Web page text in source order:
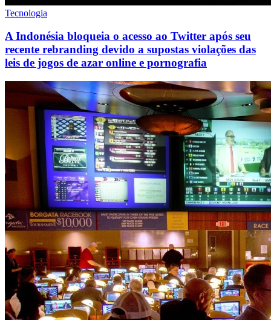
Tecnologia
A Indonésia bloqueia o acesso ao Twitter após seu
recente rebranding devido a supostas violações das
leis de jogos de azar online e pornografia